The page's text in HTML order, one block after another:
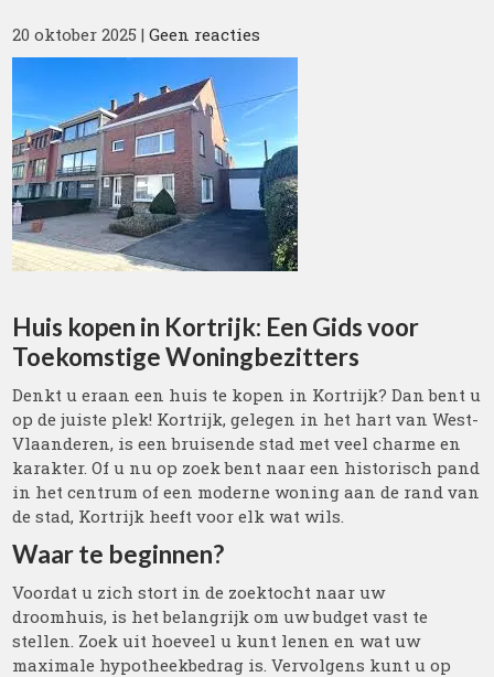
20 oktober 2025 |Geen reacties
Huis kopen in Kortrijk: Een Gids voor
Toekomstige Woningbezitters
Denkt u eraan een huis te kopen in Kortrijk? Dan bent u
op de juiste plek! Kortrijk, gelegen in het hart van West-
Vlaanderen, is een bruisende stad met veel charme en
karakter. Of u nu op zoek bent naar een historisch pand
in het centrum of een moderne woning aan de rand van
de stad, Kortrijk heeft voor elk wat wils.
Waar te beginnen?
Voordat u zich stort in de zoektocht naar uw
droomhuis, is het belangrijk om uw budget vast te
stellen. Zoek uit hoeveel u kunt lenen en wat uw
maximale hypotheekbedrag is. Vervolgens kunt u op